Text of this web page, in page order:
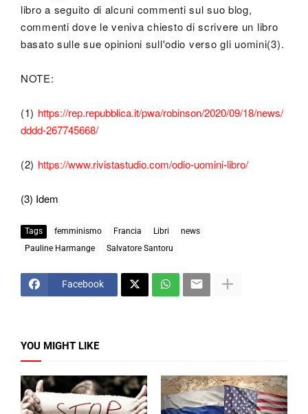
libro a seguito di alcuni commenti sul suo blog,
commenti dove le veniva chiesto di scrivere un libro
basato sulle sue opinioni sull'odio verso gli uomini(3).
NOTE:
(1) https://rep.repubblica.it/pwa/robinson/2020/09/18/news/
dddd-267745668/
(2) https://www.rivistastudio.com/odio-uomini-libro/
(3) Idem
Tags femminismo Francia Libri
news
Pauline Harmange
Salvatore Santoru
Facebook
YOU MIGHT LIKE